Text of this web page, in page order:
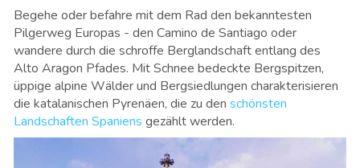
Begehe oder befahre mit dem Rad den bekanntesten
Pilgerweg Europas - den Camino de Santiago oder
wandere durch die schroffe Berglandschaft entlang des
Alto Aragon Pfades. Mit Schnee bedeckte Bergspitzen,
üppige alpine Wälder und Bergsiedlungen charakterisieren
die katalanischen Pyrenäen, die zu den schönsten
Landschaften Spaniens gezählt werden.